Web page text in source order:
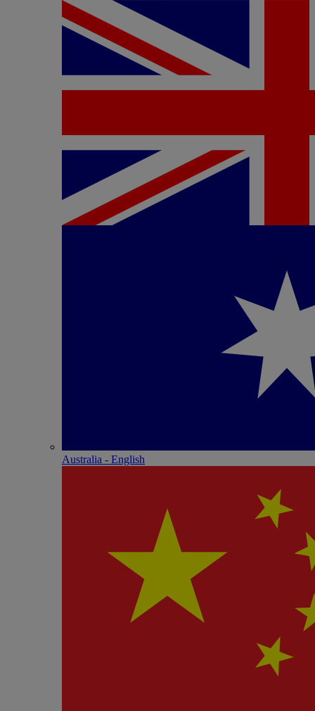
Australia - English